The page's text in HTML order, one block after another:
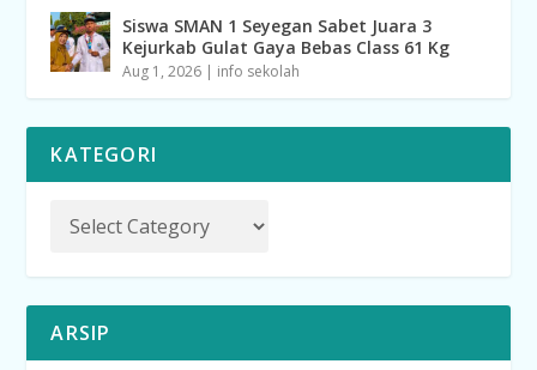
Siswa SMAN 1 Seyegan Sabet Juara 3
Kejurkab Gulat Gaya Bebas Class 61 Kg
Aug 1, 2026 | info sekolah
KATEGORI
ARSIP